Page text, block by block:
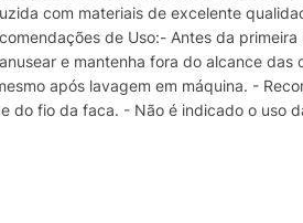
com materiais de excelente
de Uso:- Antes da primeira
e mantenha fora do alcance das
após lavagem em máquina. -
do fio da faca. - Não é indicado o uso
os afiadores da Tramontina. - Para
Ideal para separar a carne dos
térmico. - O cabo de polipropileno
o crescimento de bactérias e